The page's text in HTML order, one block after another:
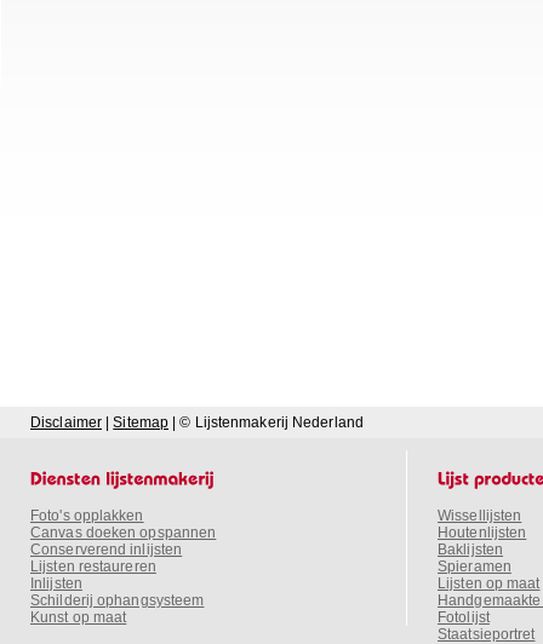
Disclaimer |Sitemap | © Lijstenmakerij Nederland
Foto's opplakken
Canvas doeken opspannen
Conserverend inlijsten
Lijsten restaureren
Inlijsten
Schilderij ophangsysteem
Kunst op maat
Wissellijsten
Houtenlijsten
Baklijsten
Spieramen
Lijsten op maat
Fotolijst
Staatsieportret